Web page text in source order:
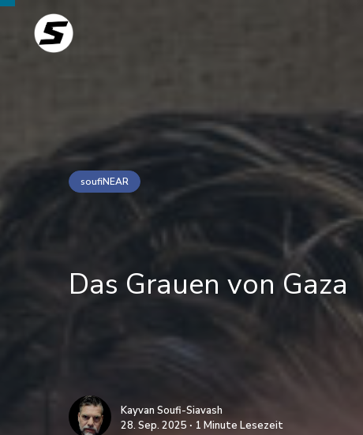
soufiNEAR
Das Grauen von Gaza
Kayvan Soufi-Siavash
28. Sep. 2025 ∙ 1 Minute Lesezeit